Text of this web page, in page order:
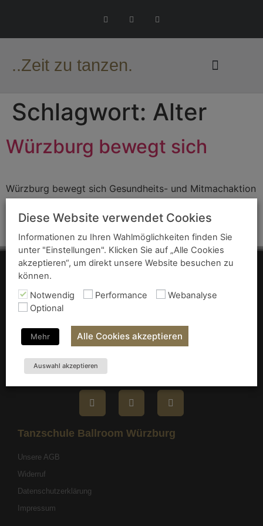
..Zeit zu tanzen.
Schlagwort: Alter
Würzburg bewegt sich
Würzburg bewegt sich Gesundheits- und Mitmachaktion
stellen vor: MOVITA® – Mobilität, Vitalität und Tanz im
AlterFür weitere Infos einfach das Bild anklicken
Kontakt
tanzschule BALLROOM würzburg
Frankfurter Str. 87
97082 Würzburg
0931 - 78 02 36 18
Tanzschule Ballroom Würzburg
Unsere AGB
Widerruf
Datenschutzerklärung
Impressum
Diese Website verwendet Cookies
Informationen zu Ihren Wahlmöglichkeiten finden Sie
unter "Einstellungen". Klicken Sie auf „Alle Cookies
akzeptieren“, um direkt unsere Website besuchen zu
können.
Notwendig
Performance
Webanalyse
Optional
Mehr Alle Cookies akzeptieren
Auswahl akzeptieren